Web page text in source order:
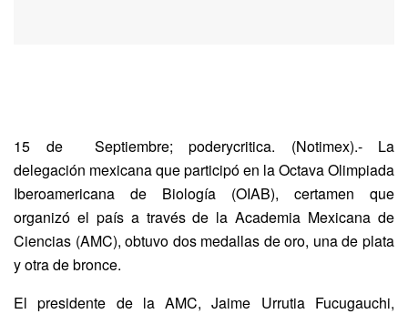
15 de Septiembre; poderycritica. (Notimex).- La
delegación mexicana que participó en la Octava Olimpiada
Iberoamericana de Biología (OIAB), certamen que
organizó el país a través de la Academia Mexicana de
Ciencias (AMC), obtuvo dos medallas de oro, una de plata
y otra de bronce.
El presidente de la AMC, Jaime Urrutia Fucugauchi,